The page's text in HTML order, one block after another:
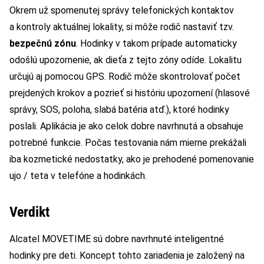
Okrem už spomenutej správy telefonických kontaktov
a kontroly aktuálnej lokality, si môže rodič nastaviť tzv.
bezpečnú zónu. Hodinky v takom prípade automaticky
odošlú upozornenie, ak dieťa z tejto zóny odíde. Lokalitu
určujú aj pomocou GPS. Rodič môže skontrolovať počet
prejdených krokov a pozrieť si históriu upozornení (hlasové
správy, SOS, poloha, slabá batéria atď.), ktoré hodinky
poslali. Aplikácia je ako celok dobre navrhnutá a obsahuje
potrebné funkcie. Počas testovania nám mierne prekážali
iba kozmetické nedostatky, ako je prehodené pomenovanie
ujo / teta v telefóne a hodinkách.
Verdikt
Alcatel MOVETIME sú dobre navrhnuté inteligentné
hodinky pre deti. Koncept tohto zariadenia je založený na